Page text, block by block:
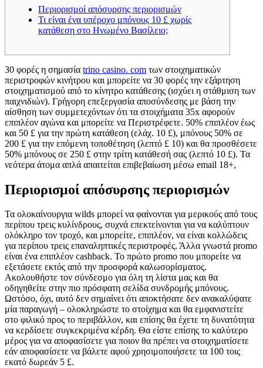
Περιορισμοί απόσυρσης περιορισμών
Τι είναι ένα υπέροχο μπόνους 10 £ χωρίς
κατάθεση στο Ηνωμένο Βασίλειο;
30 φορές η σημασία trino casino. com των στοιχηματικών
περιστροφών κινήτρου και μπορείτε να 30 φορές την εξάρτηση
στοιχηματισμού από το κίνητρο κατάθεσης (ισχύει η στάθμιση των
παιχνιδιών). Γρήγορη επεξεργασία αποσύνδεσης με βάση την
αίσθηση των συμμετεχόντων ότι τα στοιχήματα 35x αφορούν
επιπλέον αγώνα και μπορείτε να Περιστρέφετε. 50% επιπλέον έως
και 50 £ για την πρώτη κατάθεση (ελάχ. 10 £), μπόνους 50% σε
200 £ για την επόμενη τοποθέτηση (λεπτό £ 10) και θα προσθέσετε
50% μπόνους σε 250 £ στην τρίτη κατάθεσή σας (λεπτό 10 £). Τα
νεότερα άτομα απλά απαιτείται επιβεβαίωση μέσω email 18+,
Περιορισμοί απόσυρσης περιορισμών
Τα ολοκαίνουργια wilds μπορεί να φαίνονται για μερικούς από τους
περίπου τρεις κυλίνδρους, συχνά επεκτείνονται για να καλύπτουν
ολόκληρο τον τροχό, και μπορείτε, επιπλέον, να είναι κολλώδεις
για περίπου τρεις επαναληπτικές περιστροφές. Άλλα γνωστά promo
είναι ένα επιπλέον cashback. Το πρώτο promo που μπορείτε να
εξετάσετε εκτός από την προσφορά καλωσορίσματος.
Ακολουθήστε τον σύνδεσμο για όλη τη λίστα μας και θα
οδηγηθείτε στην πιο πρόσφατη σελίδα συνδρομής μπόνους.
Ωστόσο, όχι, αυτό δεν σημαίνει ότι αποκτήσατε δεν ανακαλύψατε
μία παραγωγή – ολοκληρώστε το στοίχημα και θα εμφανιστείτε
στο φιλικό προς το περιβάλλον, και επίσης θα έχετε τη δυνατότητα
να κερδίσετε συγκεκριμένα κέρδη. Θα είστε επίσης το καλύτερο
μέρος για να αποφασίσετε για ποιον θα πρέπει να στοιχηματίσετε
εάν αποφασίσετε να βάλετε αφού χρησιμοποιήσετε τα 100 τοις
εκατό δωρεάν 5 £.